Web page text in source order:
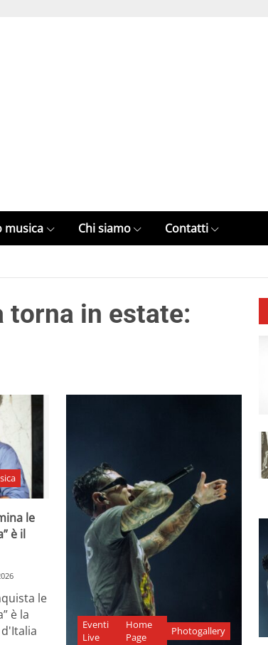
musica Chi siamo Contatti
torna in estate:
le
è il
le
è la
Eventi
Live
Home
Page
Photogallery